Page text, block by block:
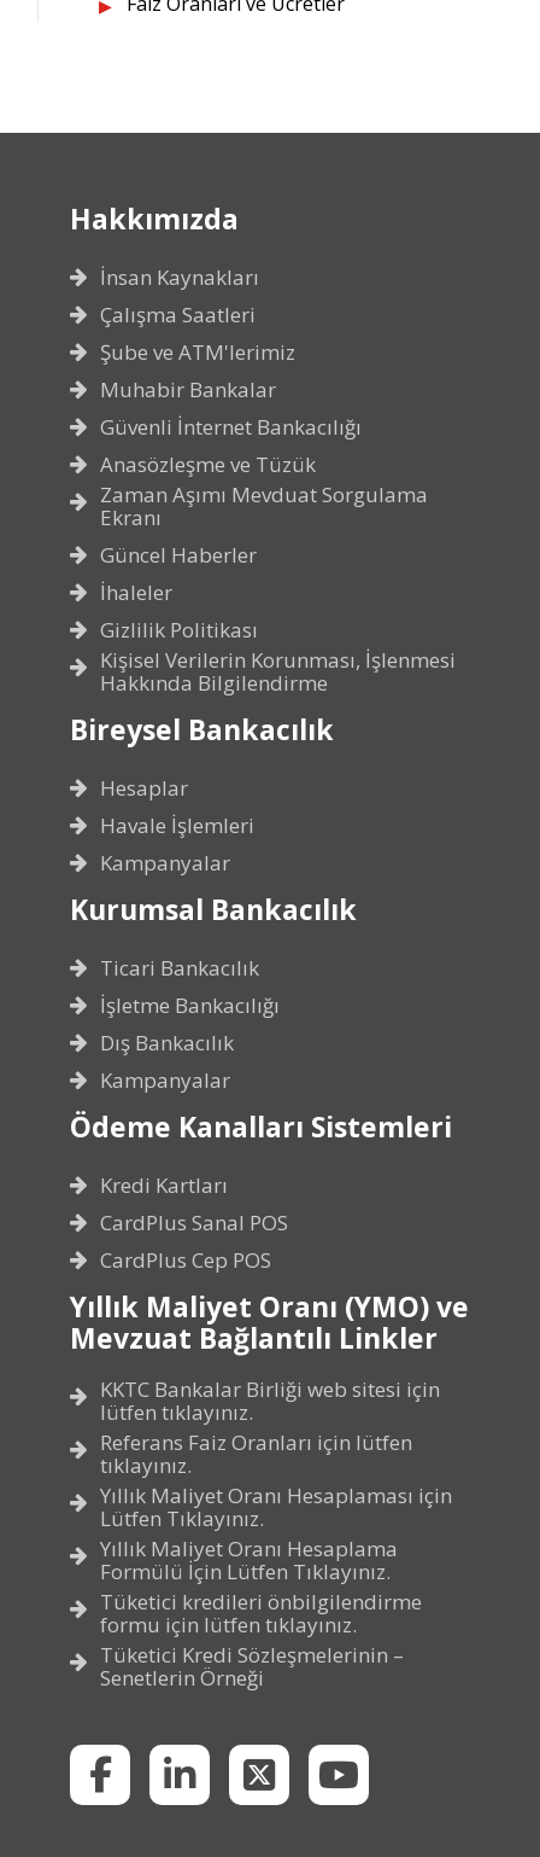
Hakkımızda
İnsan Kaynakları
Çalışma Saatleri
Şube ve ATM'lerimiz
Muhabir Bankalar
Güvenli İnternet Bankacılığı
Anasözleşme ve Tüzük
Zaman Aşımı Mevduat Sorgulama
Ekranı
Güncel Haberler
İhaleler
Gizlilik Politikası
Kişisel Verilerin Korunması, İşlenmesi
Hakkında Bilgilendirme
Bireysel Bankacılık
Hesaplar
Havale İşlemleri
Kampanyalar
Kurumsal Bankacılık
Ticari Bankacılık
İşletme Bankacılığı
Dış Bankacılık
Kampanyalar
Ödeme Kanalları Sistemleri
Kredi Kartları
CardPlus Sanal POS
CardPlus Cep POS
Yıllık Maliyet Oranı (YMO) ve
Mevzuat Bağlantılı Linkler
KKTC Bankalar Birliği web sitesi için
lütfen tıklayınız.
Referans Faiz Oranları için lütfen
tıklayınız.
Yıllık Maliyet Oranı Hesaplaması için
Lütfen Tıklayınız.
Yıllık Maliyet Oranı Hesaplama
Formülü İçin Lütfen Tıklayınız.
Tüketici kredileri önbilgilendirme
formu için lütfen tıklayınız.
Tüketici Kredi Sözleşmelerinin –
Senetlerin Örneği